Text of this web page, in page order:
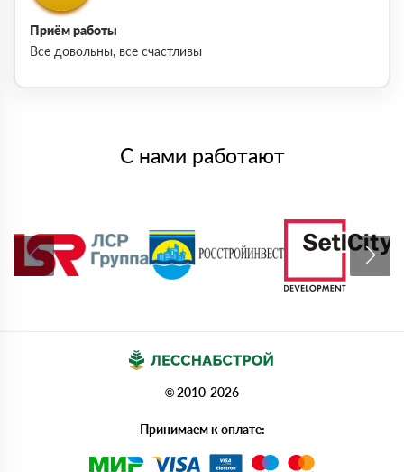
Приём работы
Все довольны, все счастливы
С нами работают
© 2010-2026
Принимаем к оплате: